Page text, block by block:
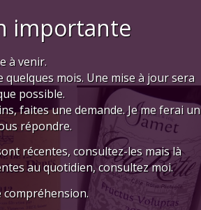
importante
à venir.
mois. Une mise à jour sera
possible.
faites une demande. Je me ferai un
répondre.
récentes, consultez-les mais là
au quotidien, consultez moi.
compréhension.